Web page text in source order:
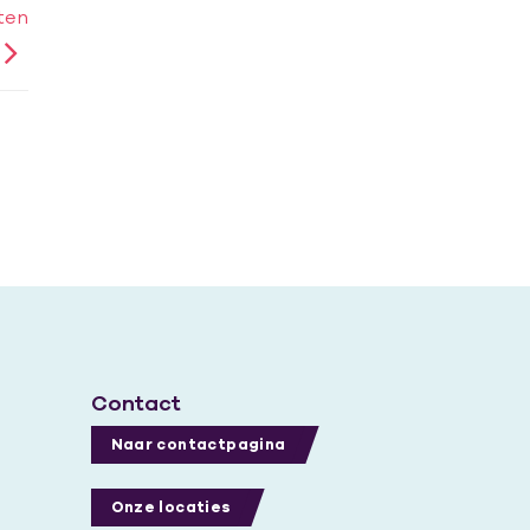
Contact
Naar contactpagina
Onze locaties